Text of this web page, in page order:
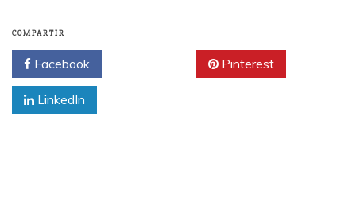
COMPARTIR
Facebook Pinterest
LinkedIn